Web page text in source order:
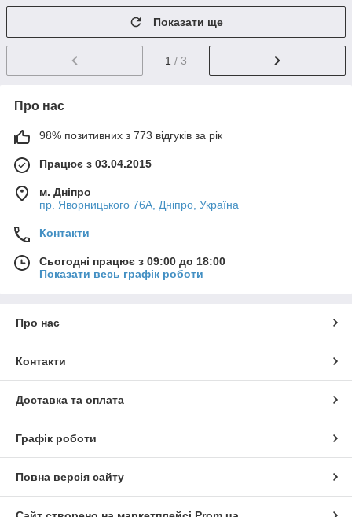
Показати ще
1 / 3
Про нас
98% позитивних з 773 відгуків за рік
Працює з 03.04.2015
м. Дніпро
пр. Яворницького 76А, Дніпро, Україна
Контакти
Сьогодні працює з 09:00 до 18:00
Показати весь графік роботи
Про нас
Контакти
Доставка та оплата
Графік роботи
Повна версія сайту